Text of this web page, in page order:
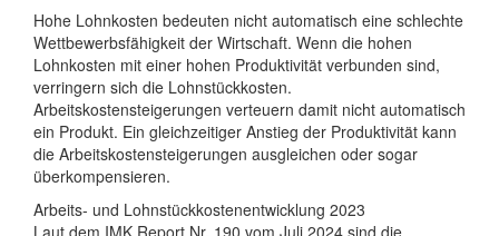
Hohe Lohnkosten bedeuten nicht automatisch eine schlechte
Wettbewerbsfähigkeit der Wirtschaft. Wenn die hohen
Lohnkosten mit einer hohen Produktivität verbunden sind,
verringern sich die Lohnstückkosten.
Arbeitskostensteigerungen verteuern damit nicht automatisch
ein Produkt. Ein gleichzeitiger Anstieg der Produktivität kann
die Arbeitskostensteigerungen ausgleichen oder sogar
überkompensieren.
Arbeits- und Lohnstückkostenentwicklung 2023